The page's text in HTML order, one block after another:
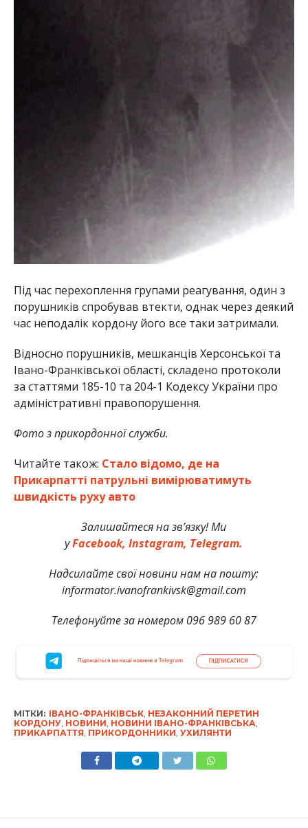
Під час перехоплення групами реагування, один з
порушників спробував втекти, однак через деякий
час неподалік кордону його все таки затримали.
Відносно порушників, мешканців Херсонської та
Івано-Франківської області, складено протоколи
за статтями 185-10 та 204-1 Кодексу України про
адміністративні правопорушення.
Фото з прикордонної служби.
Читайте також: Стало відомо, де на
Прикарпатті патрульні вимірюватимуть
швидкість руху авто
Залишайтеся на зв’язку! Ми
уFacebook, Instagram, Telegram.
Надсилайте свої новини нам на пошту:
informator.ivanofrankivsk@gmail.com
Телефонуйте за номером 096 989 60 87
МІТКИ: ІВАНО-ФРАНКІВСЬК, НЕЗАКОННИЙ ПЕРЕТИН
КОРДОНУ, НОВИНИ НОВИНИ ІВАНО-ФРАНКІВСЬКА
ПРИКАРПАТТЯ ПРИКОРДОННИКИ УХИЛЯНТИ